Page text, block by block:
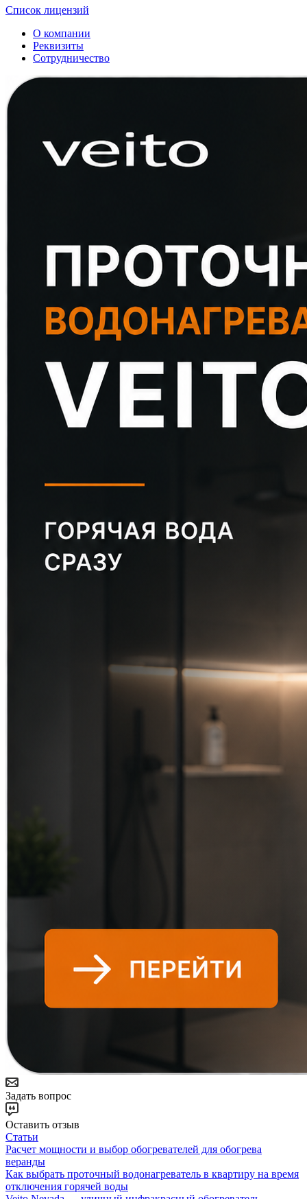
Список лицензий
О компании
Реквизиты
Сотрудничество
Задать вопрос
Оставить отзыв
Статьи
Расчет мощности и выбор обогревателей для обогрева
веранды
Как выбрать проточный водонагреватель в квартиру на время
отключения горячей воды